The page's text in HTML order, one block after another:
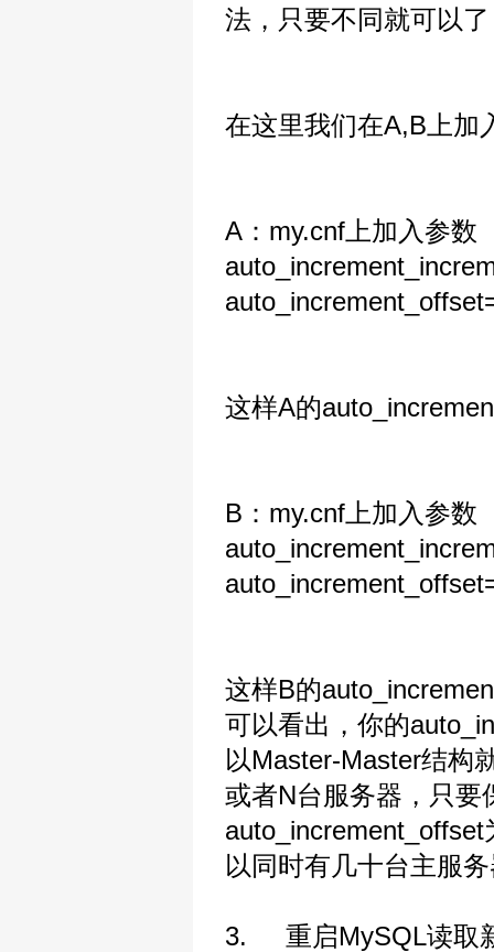
法，只要不同就可以了
在这里我们在A,B上加
A：my.cnf上加入参数
这样A的
B：my.cnf上加入参数
这样B的
可以看出，你的
以Master-Master结构
或者N台服务器，只要
以同时有几十台主服
3. 重启MySQL读取